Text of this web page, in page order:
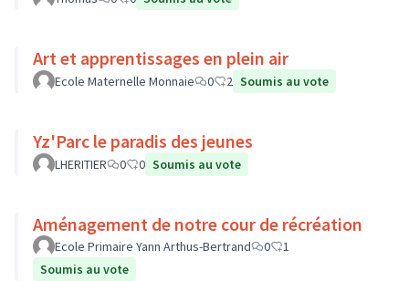
Art et apprentissages en plein air
Ecole Maternelle Monnaie 0 2 Soumis au vote
Yz'Parc le paradis des jeunes
LHERITIER 0 0 Soumis au vote
Aménagement de notre cour de récréation
Ecole Primaire Yann Arthus-Bertrand 0
1
Soumis au vote